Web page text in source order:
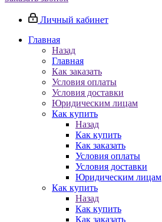
Личный кабинет
Главная
Назад
Главная
Как заказать
Условия оплаты
Условия доставки
Юридическим лицам
Как купить
Назад
Как купить
Как заказать
Условия оплаты
Условия доставки
Юридическим лицам
Как купить
Назад
Как купить
Как заказать